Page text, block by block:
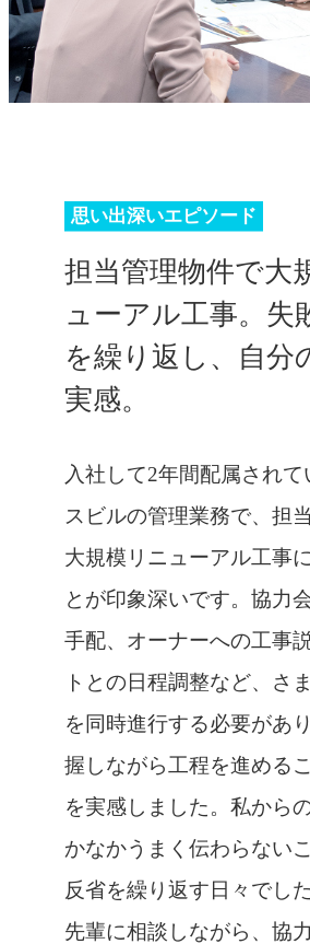
思い出深いエピソード
担当管理物件で大
ューアル工事。失
を繰り返し、自分
実感。
入社して2年間配属されて
スビルの管理業務で、担
大規模リニューアル工事
とが印象深いです。協力
手配、オーナーへの工事
トとの日程調整など、さ
を同時進行する必要があ
握しながら工程を進める
を実感しました。私から
かなかうまく伝わらない
反省を繰り返す日々でし
先輩に相談しながら、協